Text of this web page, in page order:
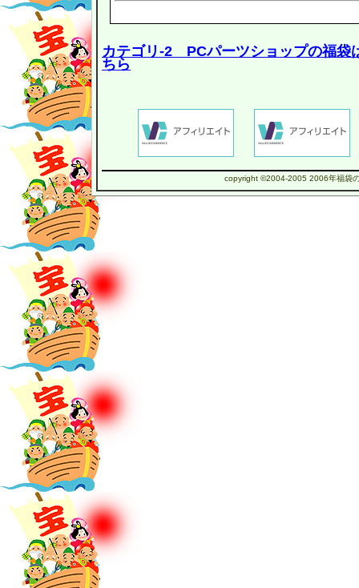
カテゴリ-2 PCパーツショップの福袋
ちら
copyright ©2004-2005 2006年福袋